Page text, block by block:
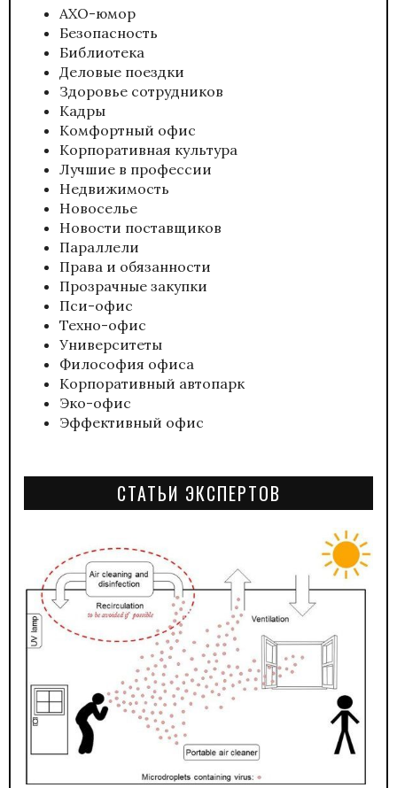
АХО-юмор
Безопасность
Библиотека
Деловые поездки
Здоровье сотрудников
Кадры
Комфортный офис
Корпоративная культура
Лучшие в профессии
Недвижимость
Новоселье
Новости поставщиков
Параллели
Права и обязанности
Прозрачные закупки
Пси-офис
Техно-офис
Университеты
Философия офиса
Корпоративный автопарк
Эко-офис
Эффективный офис
СТАТЬИ ЭКСПЕРТОВ